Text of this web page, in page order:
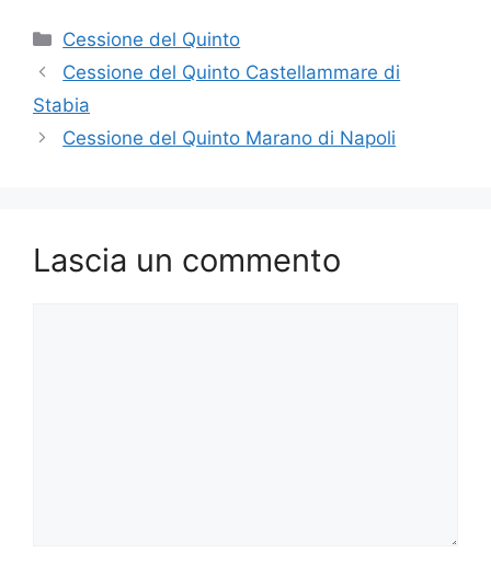
Categorie
Cessione del Quinto
Cessione del Quinto Castellammare di
Stabia
Cessione del Quinto Marano di Napoli
Lascia un commento